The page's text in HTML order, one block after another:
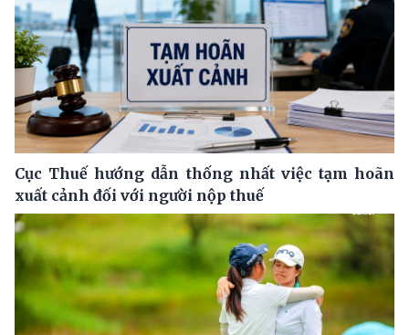
Cục Thuế hướng dẫn thống nhất việc tạm hoãn
xuất cảnh đối với người nộp thuế